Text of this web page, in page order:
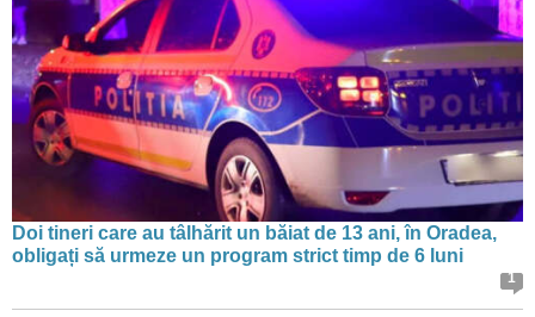
Doi tineri care au tâlhărit un băiat de 13 ani, în Oradea,
obligați să urmeze un program strict timp de 6 luni
1